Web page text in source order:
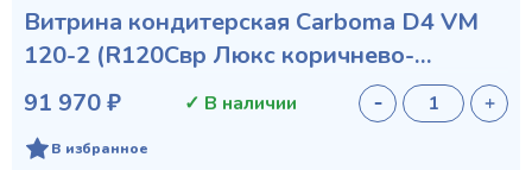
Витрина кондитерская Carboma D4 VM
120-2 (R120Cвр Люкс коричнево-
золотой, 1/2, INOX)
91 970 ₽ ✓ В наличии
В избранное